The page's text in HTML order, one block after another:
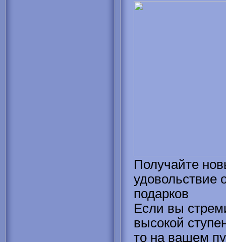
Получайте
удовольствие
подарков
Если вы
высокой
то на вашем